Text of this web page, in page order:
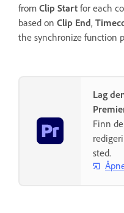
from Clip Start for each
based on Clip End,
the synchronize function
Lag
Finn
sted.